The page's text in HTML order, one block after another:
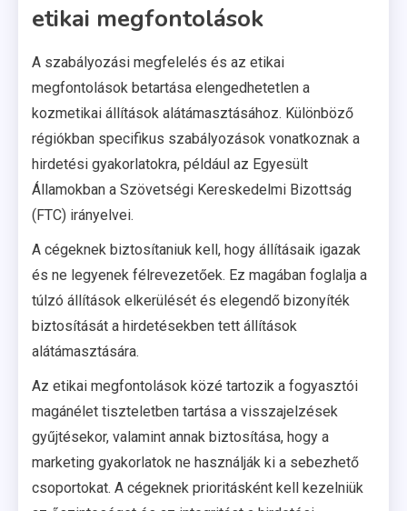
etikai megfontolások
A szabályozási megfelelés és az etikai
megfontolások betartása elengedhetetlen a
kozmetikai állítások alátámasztásához. Különböző
régiókban specifikus szabályozások vonatkoznak a
hirdetési gyakorlatokra, például az Egyesült
Államokban a Szövetségi Kereskedelmi Bizottság
(FTC) irányelvei.
A cégeknek biztosítaniuk kell, hogy állításaik igazak
és ne legyenek félrevezetőek. Ez magában foglalja a
túlzó állítások elkerülését és elegendő bizonyíték
biztosítását a hirdetésekben tett állítások
alátámasztására.
Az etikai megfontolások közé tartozik a fogyasztói
magánélet tiszteletben tartása a visszajelzések
gyűjtésekor, valamint annak biztosítása, hogy a
marketing gyakorlatok ne használják ki a sebezhető
csoportokat. A cégeknek prioritásként kell kezelniük